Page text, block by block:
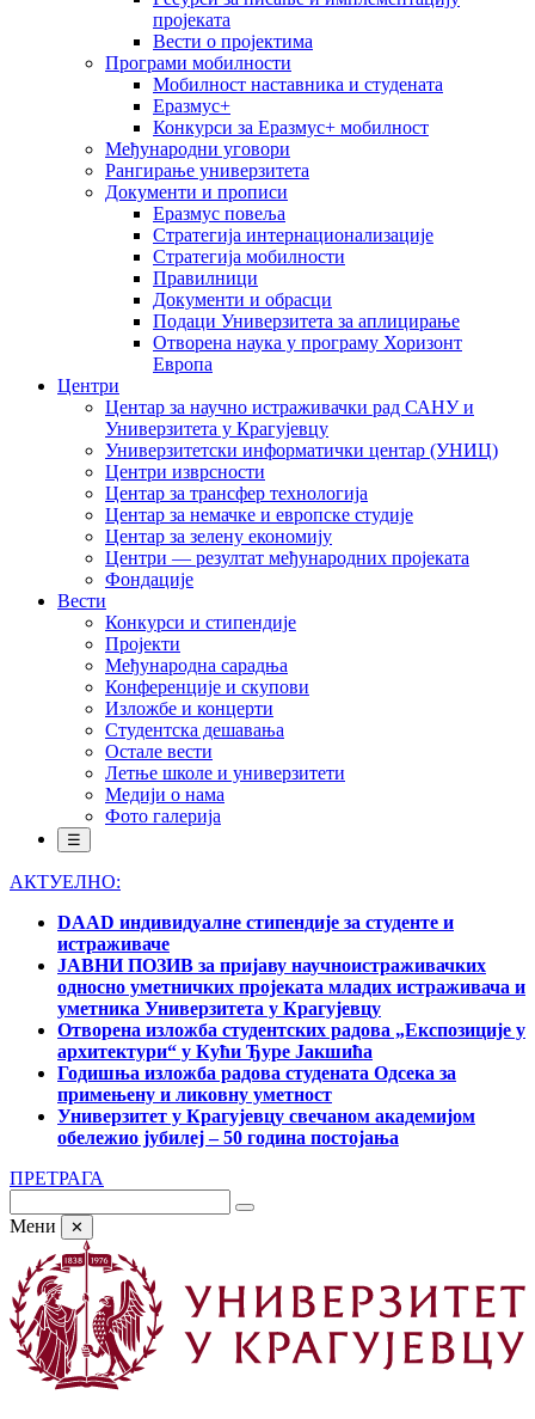
пројеката
Вести о пројектима
Програми мобилности
Мобилност наставника и студената
Еразмус+
Конкурси за Еразмус+ мобилност
Међународни уговори
Рангирање универзитета
Документи и прописи
Еразмус повеља
Стратегија интернационализације
Стратегија мобилности
Правилници
Документи и обрасци
Подаци Универзитета за аплицирање
Отворена наука у програму Хоризонт
Европа
Центри
Центар за научно истраживачки рад САНУ и
Универзитета у Крагујевцу
Универзитетски информатички центар (УНИЦ)
Центри изврсности
Центар за трансфер технологија
Центар за немачке и европске студије
Центар за зелену економију
Центри — резултат међународних пројеката
Фондације
Вести
Конкурси и стипендије
Пројекти
Међународна сарадња
Конференције и скупови
Изложбе и концерти
Студентска дешавања
Остале вести
Летње школе и универзитети
Медији о нама
Фото галерија
☰
АКТУЕЛНО:
DAAD индивидуалне стипендије за студенте и
истраживаче
ЈАВНИ ПОЗИВ за пријаву научноистраживачких
односно уметничких пројеката младих истраживача и
уметника Универзитета у Крагујевцу
Отворена изложба студентских радова „Експозиције у
архитектури“ у Кући Ђуре Јакшића
Годишња изложба радова студената Одсека за
примењену и ликовну уметност
Универзитет у Крагујевцу свечаном академијом
обележио јубилеј – 50 година постојања
ПРЕТРАГА
Мени ✕